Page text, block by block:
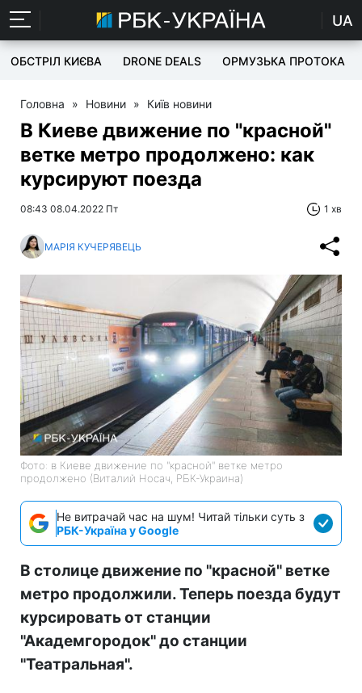
UA
ОБСТРІЛ КИЄВА DRONE DEALS ОРМУЗЬКА ПРОТОКА
Головна » Новини » Київ новини
В Киеве движение по "красной"
ветке метро продолжено: как
курсируют поезда
08:43 08.04.2022 Пт 1 хв
МАРІЯ КУЧЕРЯВЕЦЬ
Фото: в Киеве движение по "красной" ветке метро
продолжено (Виталий Носач, РБК-Украина)
Не витрачай час на шум! Читай тільки суть з
РБК-Україна у Google
В столице движение по "красной" ветке
метро продолжили. Теперь поезда будут
курсировать от станции
"Академгородок" до станции
"Театральная".